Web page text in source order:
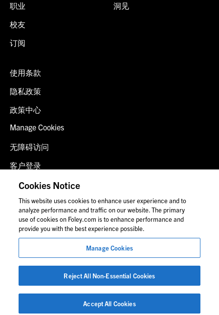
职业
校友
订阅
洞见
使用条款
隐私政策
政策中心
Manage Cookies
无障碍访问
客户登录
诈骗预警
联系我们
© 2026 福里尔·拉德纳律师事务所
律师广告
图片中的人物可能并非福莱公司员工。
Cookies Notice
This website uses cookies to enhance user experience and to
analyze performance and traffic on our website. The primary
use of cookies on Foley.com is to enhance performance and
provide you with the best experience possible.
Manage Cookies
Reject All Non-Essential Cookies
Accept All Cookies